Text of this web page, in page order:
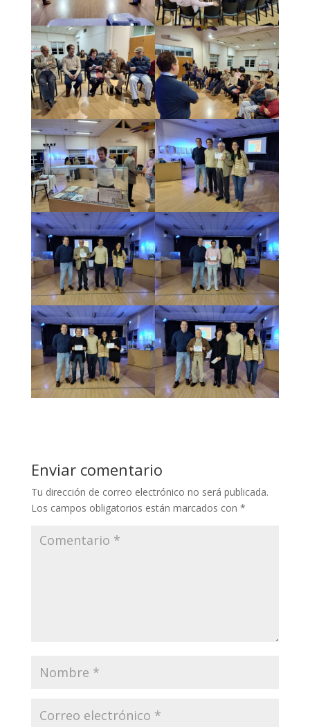
Enviar comentario
Tu dirección de correo electrónico no será publicada.
Los campos obligatorios están marcados con *